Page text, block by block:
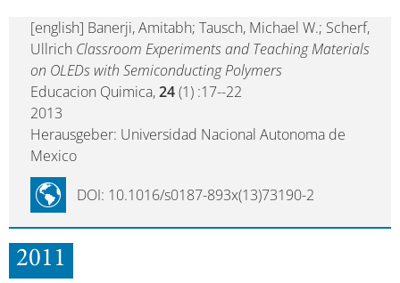
[english] Banerji, Amitabh; Tausch, Michael W.; Scherf,
Ullrich Classroom Experiments and Teaching Materials
on OLEDs with Semiconducting Polymers
Educacion Quimica,24(1) :17--22
2013
Herausgeber: Universidad Nacional Autonoma de
Mexico
DOI: 10.1016/s0187-893x(13)73190-2
2011